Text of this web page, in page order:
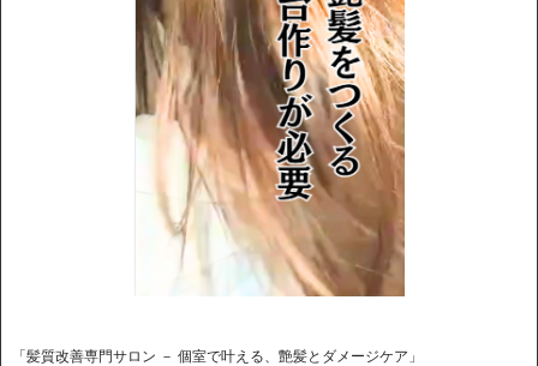
「髪質改善専門サロン － 個室で叶える、艶髪とダメージケア」